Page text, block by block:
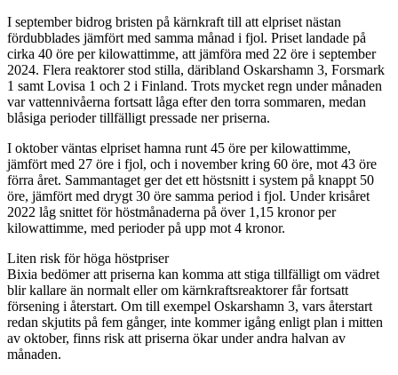
I september bidrog bristen på kärnkraft till att elpriset nästan
fördubblades jämfört med samma månad i fjol. Priset landade på
cirka 40 öre per kilowattimme, att jämföra med 22 öre i september
2024. Flera reaktorer stod stilla, däribland Oskarshamn 3, Forsmark
1 samt Lovisa 1 och 2 i Finland. Trots mycket regn under månaden
var vattennivåerna fortsatt låga efter den torra sommaren, medan
blåsiga perioder tillfälligt pressade ner priserna.
I oktober väntas elpriset hamna runt 45 öre per kilowattimme,
jämfört med 27 öre i fjol, och i november kring 60 öre, mot 43 öre
förra året. Sammantaget ger det ett höstsnitt i system på knappt 50
öre, jämfört med drygt 30 öre samma period i fjol. Under krisåret
2022 låg snittet för höstmånaderna på över 1,15 kronor per
kilowattimme, med perioder på upp mot 4 kronor.
Liten risk för höga höstpriser
Bixia bedömer att priserna kan komma att stiga tillfälligt om vädret
blir kallare än normalt eller om kärnkraftsreaktorer får fortsatt
försening i återstart. Om till exempel Oskarshamn 3, vars återstart
redan skjutits på fem gånger, inte kommer igång enligt plan i mitten
av oktober, finns risk att priserna ökar under andra halvan av
månaden.